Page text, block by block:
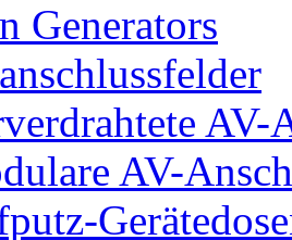
Generators
AV-
AV-